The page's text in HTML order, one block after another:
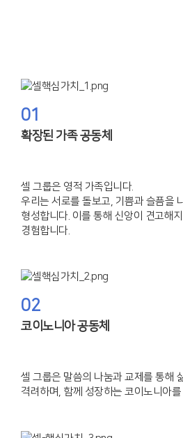
01
확장된 가족 공동체
셀 그룹은 영적 가족입니다.
우리는 서로를 돌보고, 기쁨과 슬픔을
형성합니다. 이를 통해 신앙이 견고해
경험합니다.
02
코이노니아 공동체
셀 그룹은 말씀의 나눔과 교제를 통해
격려하며, 함께 성장하는 코이노니아